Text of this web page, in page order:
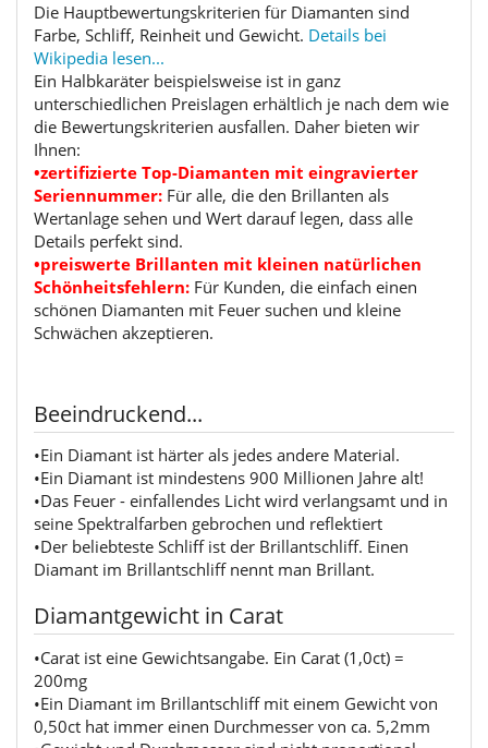
Die Hauptbewertungskriterien für Diamanten sind
Farbe, Schliff, Reinheit und Gewicht. Details bei
Wikipedia lesen...
Ein Halbkaräter beispielsweise ist in ganz
unterschiedlichen Preislagen erhältlich je nach dem wie
die Bewertungskriterien ausfallen. Daher bieten wir
Ihnen:
•zertifizierte Top-Diamanten mit eingravierter
Seriennummer: Für alle, die den Brillanten als
Wertanlage sehen und Wert darauf legen, dass alle
Details perfekt sind.
•preiswerte Brillanten mit kleinen natürlichen
Schönheitsfehlern: Für Kunden, die einfach einen
schönen Diamanten mit Feuer suchen und kleine
Schwächen akzeptieren.
Beeindruckend...
•Ein Diamant ist härter als jedes andere Material.
•Ein Diamant ist mindestens 900 Millionen Jahre alt!
•Das Feuer - einfallendes Licht wird verlangsamt und in
seine Spektralfarben gebrochen und reflektiert
•Der beliebteste Schliff ist der Brillantschliff. Einen
Diamant im Brillantschliff nennt man Brillant.
Diamantgewicht in Carat
•Carat ist eine Gewichtsangabe. Ein Carat (1,0ct) =
200mg
•Ein Diamant im Brillantschliff mit einem Gewicht von
0,50ct hat immer einen Durchmesser von ca. 5,2mm